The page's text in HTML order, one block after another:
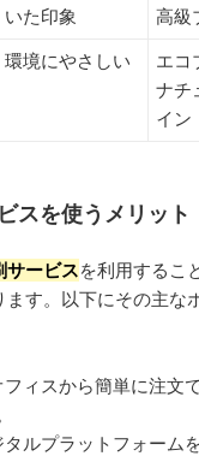
いた印象
高級
環境にやさしい
エコ
ナチ
イン
スを使うメリット
サービスを利用するこ
ます。以下にその主な
フィスから簡単に注文
タルプラットフォーム